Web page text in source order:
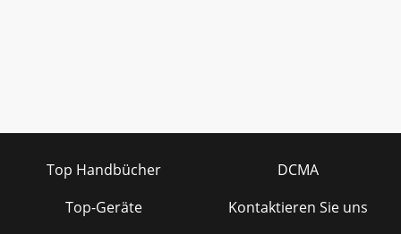
Top Handbücher
Top-Geräte
DCMA
Kontaktieren Sie uns